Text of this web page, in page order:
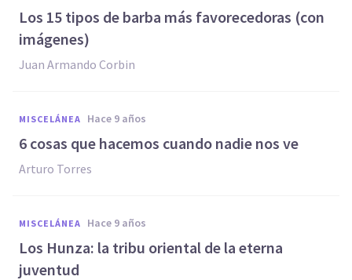
​Los 15 tipos de barba más favorecedoras (con
imágenes)
Juan Armando Corbin
MISCELÁNEA hace 9 años
​6 cosas que hacemos cuando nadie nos ve
Arturo Torres
MISCELÁNEA hace 9 años
Los Hunza: la tribu oriental de la eterna
juventud